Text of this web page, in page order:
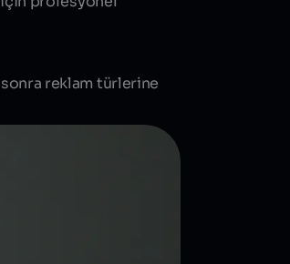
sonra reklam türlerine